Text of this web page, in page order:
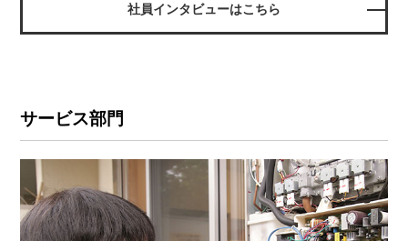
社員インタビューはこちら
サービス部門